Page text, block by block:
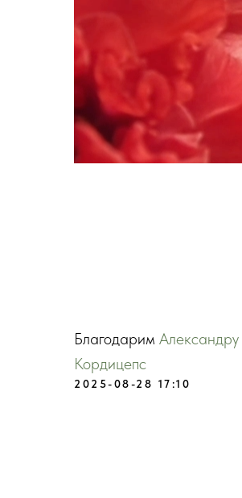
Благодарим Александру
Кордицепс
2025-08-28 17:10